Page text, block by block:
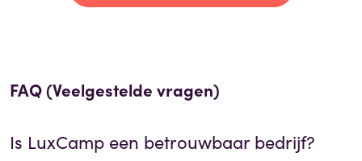
FAQ (Veelgestelde vragen)
Is LuxCamp een betrouwbaar bedrijf?